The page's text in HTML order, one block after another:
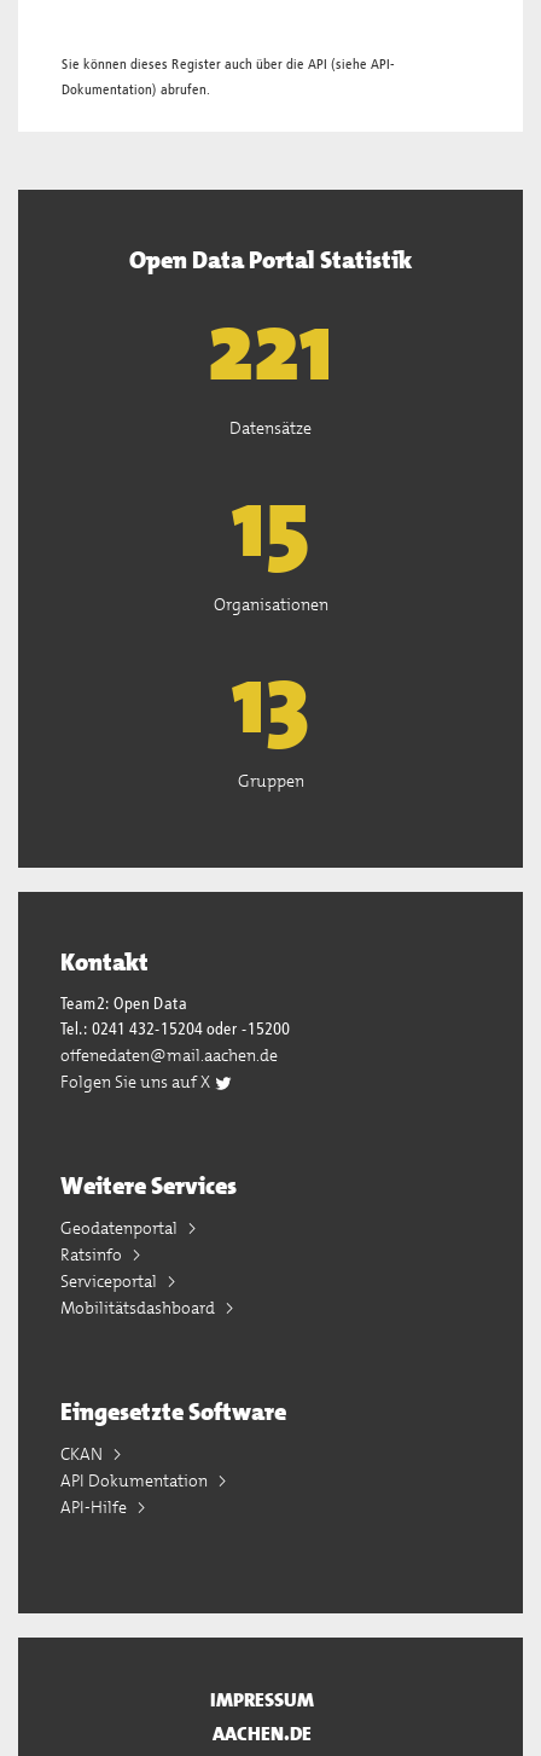
Sie können dieses Register auch über die API (siehe API-
Dokumentation) abrufen.
Open Data Portal Statistik
222
Datensätze
15
Organisationen
13
Gruppen
Kontakt
Team2: Open Data
Tel.: 0241 432-15204 oder -15200
offenedaten@mail.aachen.de
Folgen Sie uns auf X
Weitere Services
Geodatenportal
Ratsinfo
Serviceportal
Mobilitätsdashboard
Eingesetzte Software
CKAN
API Dokumentation
API-Hilfe
IMPRESSUM
AACHEN.DE